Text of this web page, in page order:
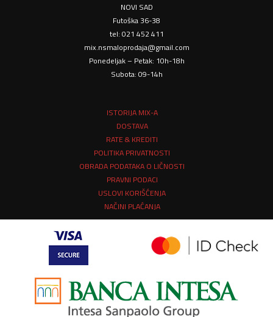
NOVI SAD
Futoška 36-38
tel: 021 452 411
mix.nsmaloprodaja@gmail.com
Ponedeljak – Petak: 10h-18h
Subota: 09-14h
ISTORIJA MIX-A
DOSTAVA
RATE & KREDITI
POLITIKA PRIVATNOSTI
OBRADA PODATAKA O LIČNOSTI
PRAVNI PODACI
USLOVI KORIŠĆENJA
NAČINI PLAĆANJA